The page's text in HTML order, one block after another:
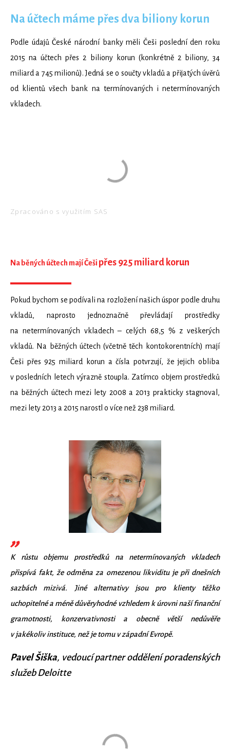
Na účtech máme přes dva biliony korun
Podle údajů České národní banky měli Češi poslední den roku
2015 na účtech přes 2 biliony korun (konkrétně 2 biliony, 34
miliard a 745 milionů). Jedná se o součty vkladů a přijatých úvěrů
od klientů všech bank na termínovaných i netermínovaných
vkladech.
Na běných účtech mají Češi přes 925 miliard korun
Pokud bychom se podívali na rozložení našich úspor podle druhu
vkladů, naprosto jednoznačně převládají prostředky
na netermínovaných vkladech – celých 68,5 % z veškerých
vkladů. Na běžných účtech (včetně těch kontokorentních) mají
Češi přes 925 miliard korun a čísla potvrzují, že jejich obliba
v posledních letech výrazně stoupla. Zatímco objem prostředků
na běžných účtech mezi lety 2008 a 2013 prakticky stagnoval,
mezi lety 2013 a 2015 narostl o více než 238 miliard.
K růstu objemu prostředků na netermínovaných vkladech
přispívá fakt, že odměna za omezenou likviditu je při dnešních
sazbách mizivá. Jiné alternativy jsou pro klienty těžko
uchopitelné a méně důvěryhodné vzhledem k úrovni naší finanční
gramotnosti, konzervativnosti a obecně větší nedůvěře
v jakékoliv instituce, než je tomu v západní Evropě.
Pavel Šiška, vedoucí partner oddělení poradenských
služeb Deloitte